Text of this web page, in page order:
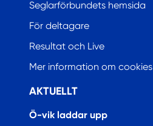
Seglarförbundets hemsida
För deltagare
Resultat och Live
Mer information om cookies
AKTUELLT
Ö-vik laddar upp